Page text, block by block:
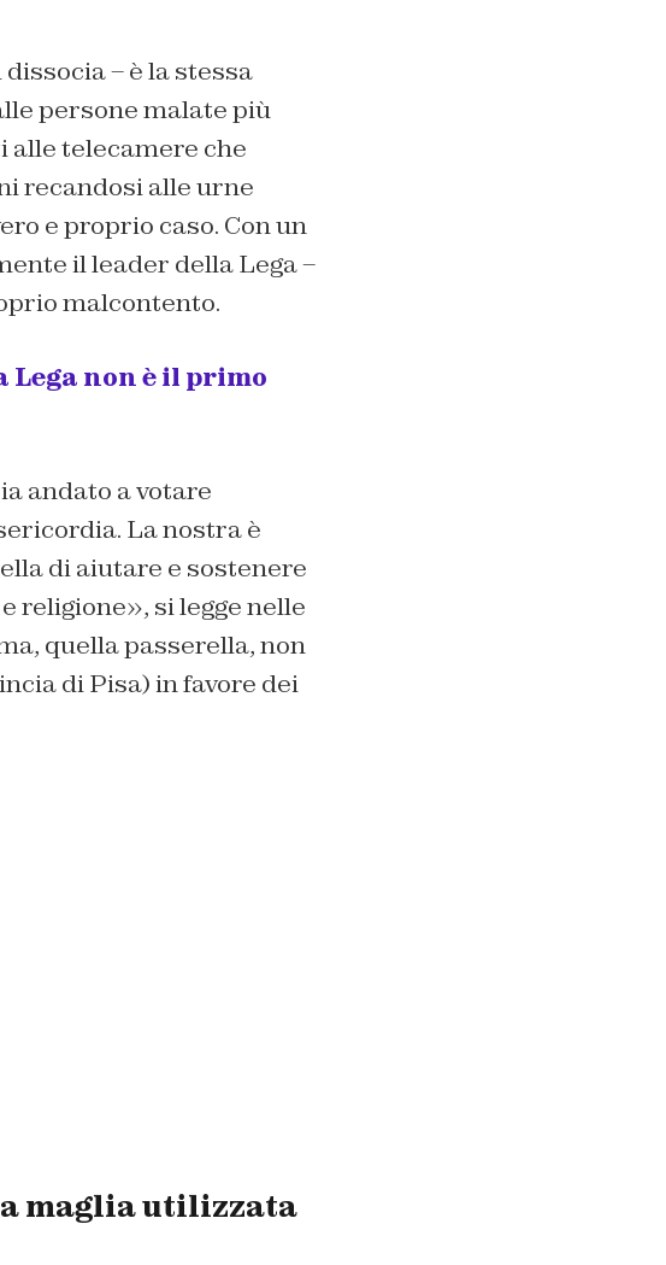
– è la stessa
persone malate più
alle telecamere che
recandosi alle urne
e proprio caso. Con un
il leader della Lega –
malcontento.
Lega non è il primo
andato a votare
La nostra è
di aiutare e sostenere
religione», si legge nelle
quella passerella, non
di Pisa) in favore dei
maglia utilizzata